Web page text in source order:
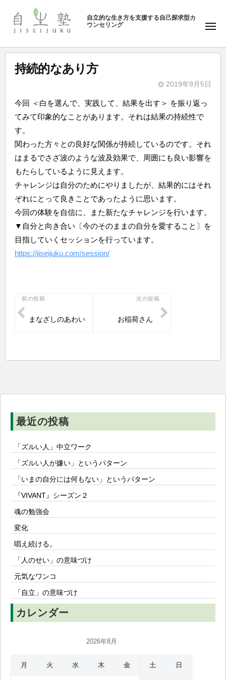
ン
自
塾
自立的な生き方を支援する自己探求型カ
ウンセリング
メ
ュ
ー
持続的なあり方
2019年9月5日
自
生
塾
今回 ＜白を選んで、実践して、結果を出す＞ を振り返っ
てみて印象的なことがあります。それは結果の持続性で
す。
関わった方々との良好な関係が持続しているのです。それ
はまるでさざ波のような波及効果で、周囲にも良い影響を
もたらしているように見えます。
チャレンジは自分のためにやりましたが、結果的にはそれ
ぞれにとって良きことであったように思います。
今回の体験を自信に、また新たなチャレンジを行います。
▼自分と向き合い〔今のそのままの自分を愛すること〕を
目指していくセッションを行っています。
https://jiseijuku.com/session/
投
稿
ン
前の投稿
まなざしのあわい
次の投稿
お稲荷さん
最近の投稿
「ズルい人」中立ワーク
「ズルい人が嫌い」というパターン
「いまの自分には何もない」というパターン
『VIVANT』シーズン２
魂の勉強会
変化
唱え続ける。
「人のせい」の意味づけ
元気なワンコ
「自立」の意味づけ
カレンダー
2026年8月
月 火 水 木 金 土 日